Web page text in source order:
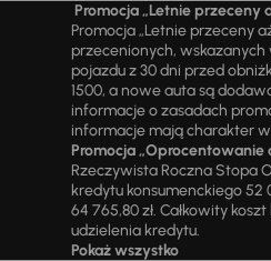
Promocja „Letnie przeceny
Promocja „Letnie przeceny
przecenionych,
pojazdu z 30 dni przed
1500, a nowe auta są
informacje o zasadach
informacje mają charakter
Promocja „Oprocentowanie
Rzeczywista Roczna Stopa
kredytu konsumenckiego 52
64 765,80 zł. Całkowity
udzielenia kredytu.
Pokaż wszystko